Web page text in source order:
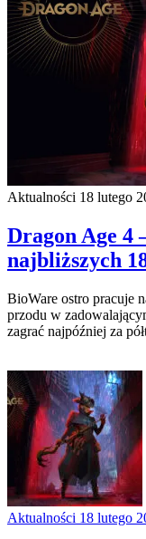
Aktualności 18 lutego
Dragon Age 4
najbliższych
BioWare ostro pracuje
przodu w
zagrać najpóźniej za
Aktualności 18 lutego